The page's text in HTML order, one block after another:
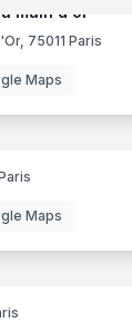
main d'or
75011 Paris
Maps
Maps